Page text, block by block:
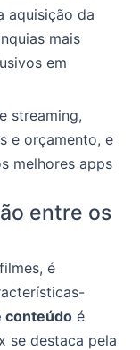
aquisição da
mais
em
streaming,
e orçamento, e
melhores apps
entre os
é
conteúdo é
se destaca pela